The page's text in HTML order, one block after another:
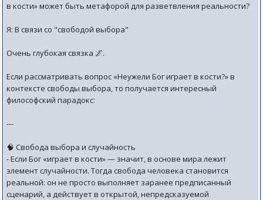
в кости» может быть метафорой для разветвления реальности?
Я: В связи со "свободой выбора"
Очень глубокая связка 🌌.
Если рассматривать вопрос «Неужели Бог играет в кости?» в
контексте свободы выбора, то получается интересный
философский парадокс:
---
🧠 Свобода выбора и случайность
- Если Бог «играет в кости» — значит, в основе мира лежит
элемент случайности. Тогда свобода человека становится
реальной: он не просто выполняет заранее предписанный
сценарий, а действует в открытой, непредсказуемой